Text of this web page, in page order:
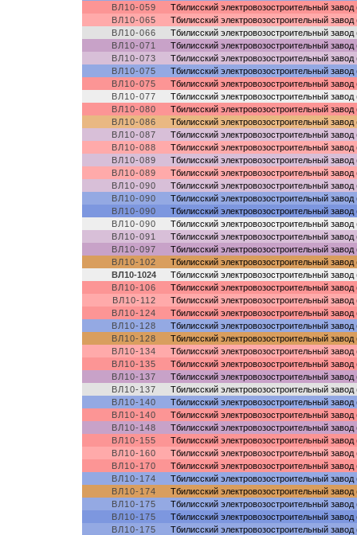
ВЛ10-059
Тбилисский электровозостроительный завод
ВЛ10-065
Тбилисский электровозостроительный завод
ВЛ10-066
Тбилисский электровозостроительный завод
ВЛ10-071
Тбилисский электровозостроительный завод
ВЛ10-073
Тбилисский электровозостроительный завод
ВЛ10-075
Тбилисский электровозостроительный завод
ВЛ10-075
Тбилисский электровозостроительный завод
ВЛ10-077
Тбилисский электровозостроительный завод
ВЛ10-080
Тбилисский электровозостроительный завод
ВЛ10-086
Тбилисский электровозостроительный завод
ВЛ10-087
Тбилисский электровозостроительный завод
ВЛ10-088
Тбилисский электровозостроительный завод
ВЛ10-089
Тбилисский электровозостроительный завод
ВЛ10-089
Тбилисский электровозостроительный завод
ВЛ10-090
Тбилисский электровозостроительный завод
ВЛ10-090
Тбилисский электровозостроительный завод
ВЛ10-090
Тбилисский электровозостроительный завод
ВЛ10-090
Тбилисский электровозостроительный завод
ВЛ10-091
Тбилисский электровозостроительный завод
ВЛ10-097
Тбилисский электровозостроительный завод
ВЛ10-102
Тбилисский электровозостроительный завод
ВЛ10-1024
Тбилисский электровозостроительный завод
ВЛ10-106
Тбилисский электровозостроительный завод
ВЛ10-112
Тбилисский электровозостроительный завод
ВЛ10-124
Тбилисский электровозостроительный завод
ВЛ10-128
Тбилисский электровозостроительный завод
ВЛ10-128
Тбилисский электровозостроительный завод
ВЛ10-134
Тбилисский электровозостроительный завод
ВЛ10-135
Тбилисский электровозостроительный завод
ВЛ10-137
Тбилисский электровозостроительный завод
ВЛ10-137
Тбилисский электровозостроительный завод
ВЛ10-140
Тбилисский электровозостроительный завод
ВЛ10-140
Тбилисский электровозостроительный завод
ВЛ10-148
Тбилисский электровозостроительный завод
ВЛ10-155
Тбилисский электровозостроительный завод
ВЛ10-160
Тбилисский электровозостроительный завод
ВЛ10-170
Тбилисский электровозостроительный завод
ВЛ10-174
Тбилисский электровозостроительный завод
ВЛ10-174
Тбилисский электровозостроительный завод
ВЛ10-175
Тбилисский электровозостроительный завод
ВЛ10-175
Тбилисский электровозостроительный завод
ВЛ10-175
Тбилисский электровозостроительный завод